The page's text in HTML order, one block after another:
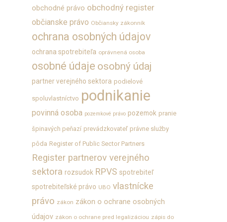
obchodné právo obchodný register
občianske právo Občiansky zákonník
ochrana osobných údajov
ochrana spotrebiteľa oprávnená osoba
osobné údaje osobný údaj
partner verejného sektora podielové
spoluvlastníctvo podnikanie
povinná osoba pozemkové právo pozemok pranie
špinavých peňazí prevádzkovateľ právne služby
pôda Register of Public Sector Partners
Register partnerov verejného
sektora rozsudok RPVS spotrebiteľ
spotrebiteľské právo UBO vlastnícke
právo zákon zákon o ochrane osobných
údajov zákon o ochrane pred legalizáciou zápis do